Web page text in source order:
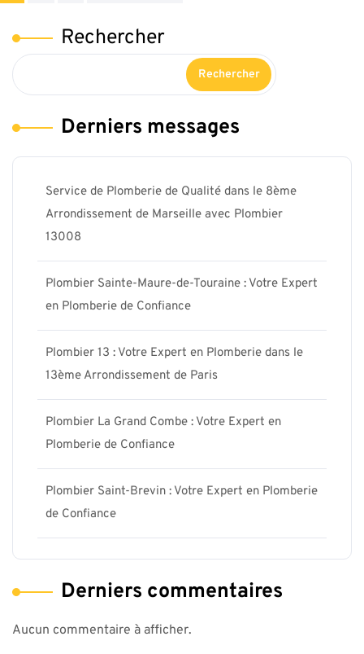
publications
Rechercher
Rechercher
Derniers messages
Service de Plomberie de Qualité dans le 8ème
Arrondissement de Marseille avec Plombier
13008
Plombier Sainte-Maure-de-Touraine : Votre Expert
en Plomberie de Confiance
Plombier 13 : Votre Expert en Plomberie dans le
13ème Arrondissement de Paris
Plombier La Grand Combe : Votre Expert en
Plomberie de Confiance
Plombier Saint-Brevin : Votre Expert en Plomberie
de Confiance
Derniers commentaires
Aucun commentaire à afficher.